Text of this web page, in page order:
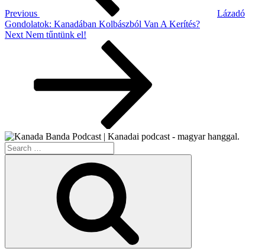
Previous
Lázadó
Gondolatok: Kanadában Kolbászból Van A Kerítés?
Next
Next Nem tűntünk el!
Search
for: